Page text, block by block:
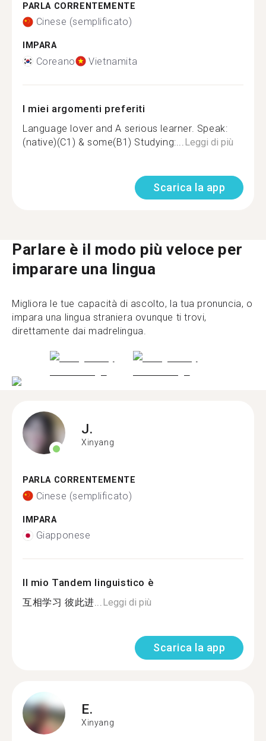
PARLA CORRENTEMENTE
Cinese (semplificato)
IMPARA
Coreano Vietnamita
I miei argomenti preferiti
Language lover and A serious learner. Speak:
(native)(C1) & some(B1) Studying:... Leggi di più
Scarica la app
Parlare è il modo più veloce per
imparare una lingua
Migliora le tue capacità di ascolto, la tua pronuncia, o
impara una lingua straniera ovunque ti trovi,
direttamente dai madrelingua.
J.
Xinyang
PARLA CORRENTEMENTE
Cinese (semplificato)
IMPARA
Giapponese
Il mio Tandem linguistico è
互相学习 彼此进...Leggi di più
Scarica la app
E.
Xinyang